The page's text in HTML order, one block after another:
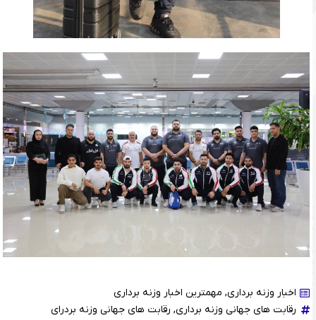
اخبار وزنه برداری, مهمترین اخبار وزنه برداری
رقابت های جهانی وزنه برداری, رقابت های جهانی وزنه بردرای